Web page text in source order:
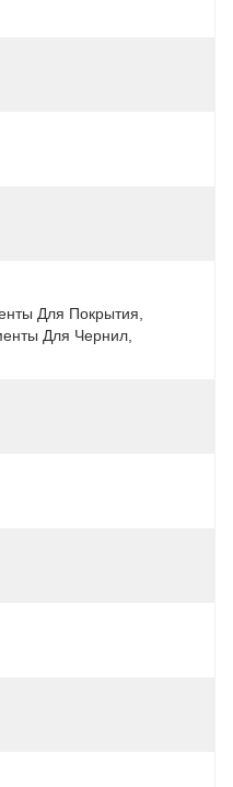
Для Покрытия,
Для Чернил,